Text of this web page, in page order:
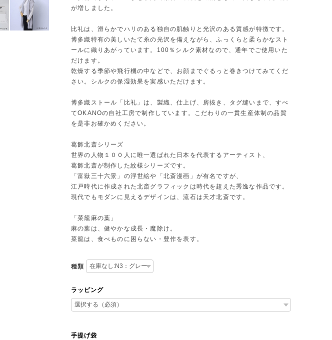
が増しました。
比礼は、滑らかでハリのある独自の肌触りと光沢のある質感が特徴です。
博多織特有の美しいたて糸の光沢を備えながら、ふっくらと柔らかなスト
ールに織りあがっています。100％シルク素材なので、通年でご使用いた
だけます。
乾燥する季節や飛行機の中などで、お顔までぐるっと巻きつけてみてくだ
さい。シルクの保湿効果を実感いただけます。
博多織ストール「比礼」は、製織、仕上げ、房抜き、タグ縫いまで、すべ
てOKANOの自社工房で制作しています。こだわりの一貫生産体制の品質
を是非お確かめください。
葛飾北斎シリーズ
世界の人物１００人に唯一選ばれた日本を代表するアーティスト、
葛飾北斎が制作した紋様シリーズです。
「富嶽三十六景」の浮世絵や「北斎漫画」が有名ですが、
江戸時代に作成された北斎グラフィックは時代を超えた秀逸な作品です。
現代でもモダンに見えるデザインは、流石は天才北斎です。
「菜籠麻の葉」
麻の葉は、健やかな成長・魔除け。
菜籠は、食べものに困らない・豊作を表す。
種類
ラッピング
手提げ袋